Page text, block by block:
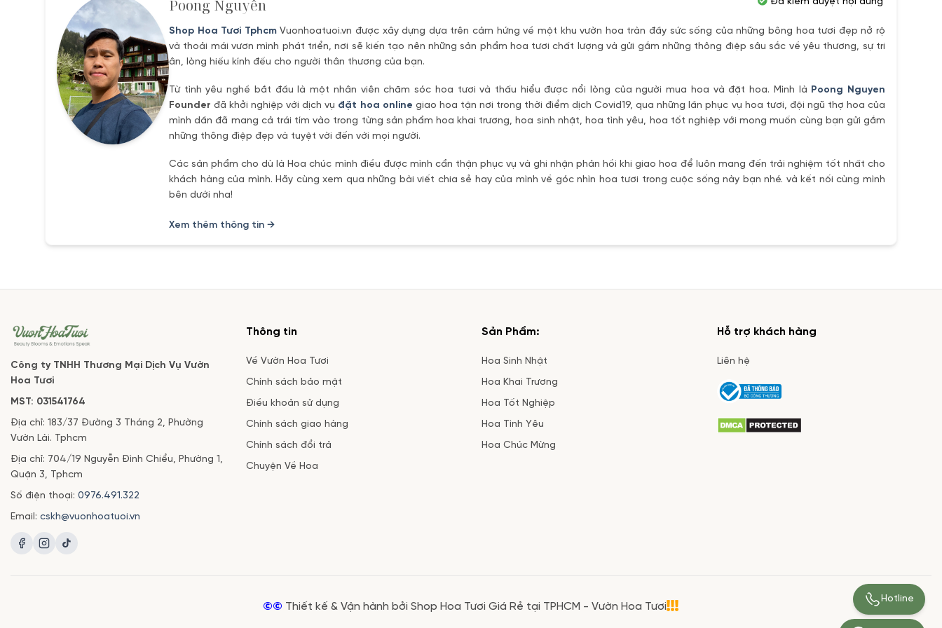
Poong Nguyễn
Shop Hoa Tươi TphcmVuonhoatuoi.vn được xây dựng dựa trên cảm hứng về một khu vườn hoa tràn đầy sức sống của những bông hoa tươi đẹp nở rộ
và thoải mái vươn mình phát triển, nơi sẽ kiến tạo nên những sản phẩm hoa tươi chất lượng và gửi gắm những thông điệp sâu sắc về yêu thương, sự tri
ân, lòng hiếu kính đếu cho người thân thương của bạn.
Từ tình yêu nghề bắt đầu là một nhân viên chăm sóc hoa tươi và thấu hiểu được nổi lòng của người mua hoa và đặt hoa. Mình là Poong Nguyen
Founder đã khởi nghiệp với dịch vụ đặt hoa online giao hoa tận nơi trong thời điểm dịch Covid19, qua những lần phục vụ hoa tươi, đội ngũ thợ hoa của
mình dần đã mang cả trái tím vào trong từng sản phẩm hoa khai trương, hoa sinh nhật, hoa tình yêu, hoa tốt nghiệp với mong muốn cùng bạn gửi gắm
những thông điệp đẹp và tuyệt vời đến với mọi người.
Các sản phẩm cho dù là Hoa chúc mình điều được mình cẩn thận phục vụ và ghi nhận phản hồi khi giao hoa để luôn mang đến trải nghiệm tốt nhất cho
khách hàng của mình. Hãy cùng xem qua những bài viết chia sẻ hay của mình về góc nhìn hoa tươi trong cuộc sống này bạn nhé. và kết nối cùng mình
bên dưới nha!
Xem thêm thông tin →
Công ty TNHH Thương Mại Dịch Vụ Vườn
Hoa Tươi
MST: 031541764
Địa chỉ: 183/37 Đường 3 Tháng 2, Phường
Vườn Lài. Tphcm
Địa chỉ: 704/19 Nguyễn Đình Chiểu, Phường 1,
Quận 3, Tphcm
Số điện thoại: 0976.491.322
Email: cskh@vuonhoatuoi.vn
Thông tin
Về Vườn Hoa Tươi
Chính sách bảo mật
Điều khoản sử dụng
Chính sách giao hàng
Chính sách đổi trả
Chuyện Về Hoa
Sản Phẩm:
Hoa Sinh Nhật
Hoa Khai Trương
Hoa Tốt Nghiệp
Hoa Tình Yêu
Hoa Chúc Mừng
Hỗ trợ khách hàng
Liên hệ
©© Thiết kế & Vận hành bởi Shop Hoa Tươi Giá Rẻ tại TPHCM - Vườn Hoa Tươi
Hotline